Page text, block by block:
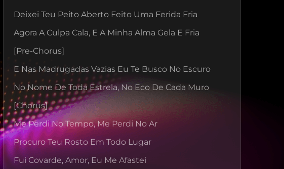
Deixei Teu Peito Aberto Feito Uma Ferida Fria
Agora A Culpa Cala, E A Minha Alma Gela E Fria
[pre-Chorus]
E Nas Madrugadas Vazias Eu Te Busco No Escuro
No Nome De Toda Estrela, No Eco De Cada Muro
[chorus]
Me Perdi No Tempo, Me Perdi No Ar
Procuro Teu Rosto Em Todo Lugar
Fui Covarde, Amor, Eu Me Afastei